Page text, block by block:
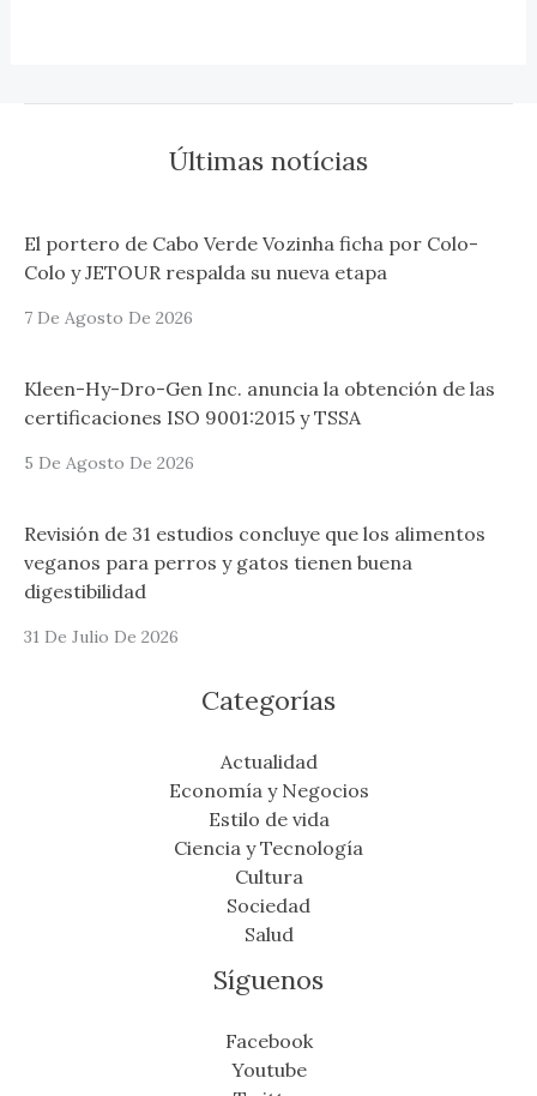
Últimas notícias
El portero de Cabo Verde Vozinha ficha por Colo-
Colo y JETOUR respalda su nueva etapa
7 De Agosto De 2026
Kleen-Hy-Dro-Gen Inc. anuncia la obtención de las
certificaciones ISO 9001:2015 y TSSA
5 De Agosto De 2026
Revisión de 31 estudios concluye que los alimentos
veganos para perros y gatos tienen buena
digestibilidad
31 De Julio De 2026
Categorías
Actualidad
Economía y Negocios
Estilo de vida
Ciencia y Tecnología
Cultura
Sociedad
Salud
Síguenos
Facebook
Youtube